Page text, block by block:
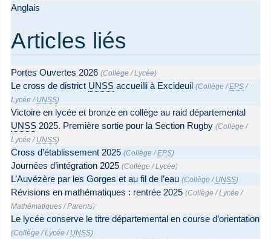
Anglais
Articles liés
Portes Ouvertes 2026 (Collège /Lycée)
Le cross de district UNSS accueilli à Excideuil (Collège /EPS /
Lycée / UNSS)
Victoire en lycée et bronze en collège au raid départemental
UNSS 2025. Première sortie pour la Section Rugby (Collège /
Lycée / UNSS)
Cross d’établissement 2025 (Collège /EPS)
Journées d’intégration 2025 (Collège /Lycée)
L’Auvézère par les Gorges et au fil de l’eau (Collège / UNSS)
Révisions en mathématiques : rentrée 2025 (Collège /Lycée /
Mathématiques /Parents)
Le lycée conserve le titre départemental en course d’orientation
(Collège /Lycée / UNSS)